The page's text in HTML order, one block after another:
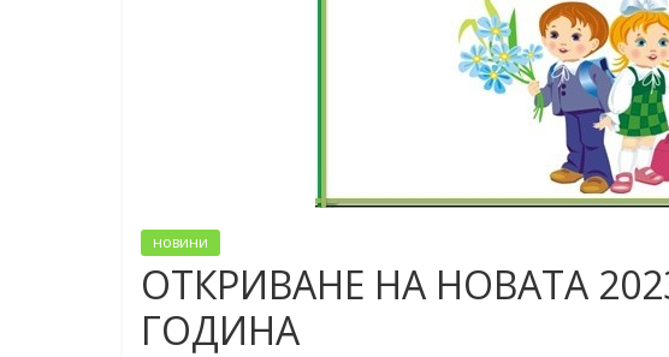
новини
ОТКРИВАНЕ НА НОВАТА
ГОДИНА